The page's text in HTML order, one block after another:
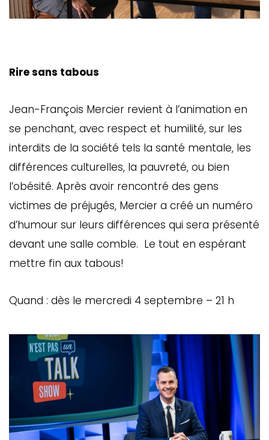
Rire sans tabous
Jean-François Mercier revient à l’animation en
se penchant, avec respect et humilité, sur les
interdits de la société tels la santé mentale, les
différences culturelles, la pauvreté, ou bien
l’obésité. Après avoir rencontré des gens
victimes de préjugés, Mercier a créé un numéro
d’humour sur leurs différences qui sera présenté
devant une salle comble. Le tout en espérant
mettre fin aux tabous!
Quand : dès le mercredi 4 septembre – 21 h